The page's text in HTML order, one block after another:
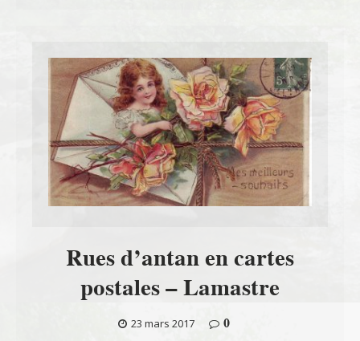
Rues d’antan en cartes
postales – Lamastre
23 mars 2017
0